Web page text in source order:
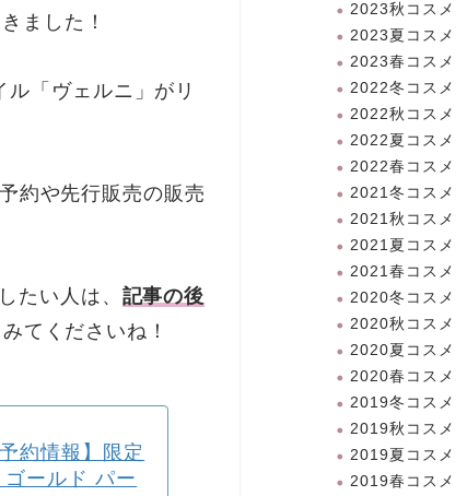
ました！
ル「ヴェルニ」がリ
約や先行販売の販売
たい人は、 記事の後
てくださいね！
約情報】限定
ールド パー
2023秋コスメ
2023夏コスメ
2023春コスメ
2022冬コスメ
2022秋コスメ
2022夏コスメ
2022春コスメ
2021冬コスメ
2021秋コスメ
2021夏コスメ
2021春コスメ
2020冬コスメ
2020秋コスメ
2020夏コスメ
2020春コスメ
2019冬コスメ
2019秋コスメ
2019夏コスメ
2019春コスメ